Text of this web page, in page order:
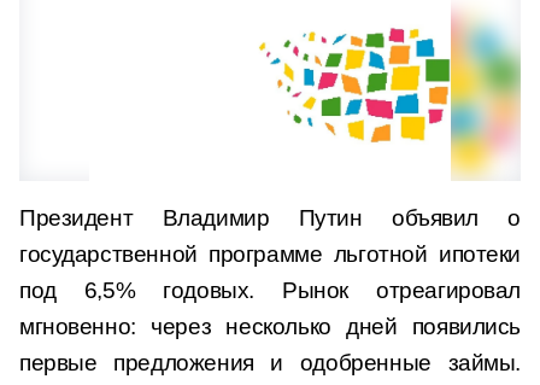
Президент Владимир Путин объявил о
государственной программе льготной ипотеки
под 6,5% годовых. Рынок отреагировал
мгновенно: через несколько дней появились
первые предложения и одобренные займы.